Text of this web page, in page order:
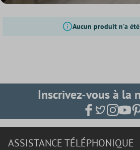
Aucun produit n'a
Inscrivez-vous à la
ASSISTANCE TÉLÉPHONIQUE